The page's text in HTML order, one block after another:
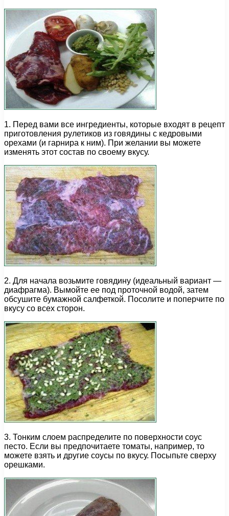
1. Перед вами все ингредиенты, которые входят в рецепт
приготовления рулетиков из говядины с кедровыми
орехами (и гарнира к ним). При желании вы можете
изменять этот состав по своему вкусу.
2. Для начала возьмите говядину (идеальный вариант —
диафрагма). Вымойте ее под проточной водой, затем
обсушите бумажной салфеткой. Посолите и поперчите по
вкусу со всех сторон.
3. Тонким слоем распределите по поверхности соус
песто. Если вы предпочитаете томаты, например, то
можете взять и другие соусы по вкусу. Посыпьте сверху
орешками.